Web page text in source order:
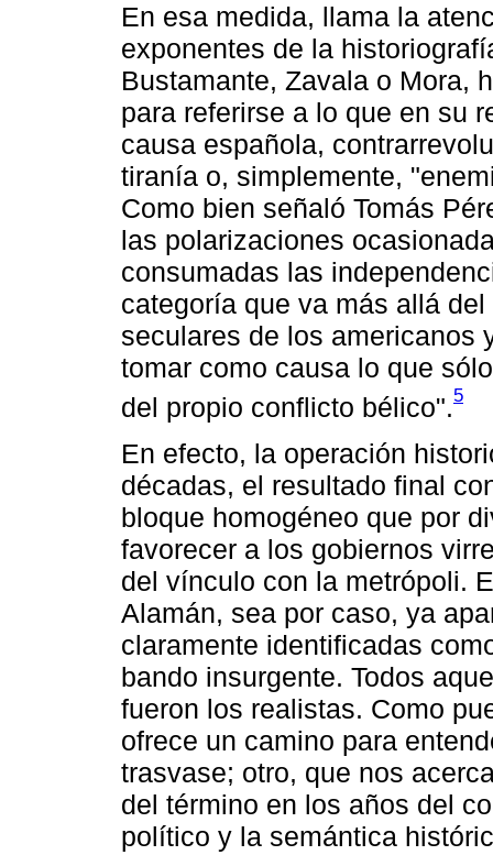
En esa medida, llama la
exponentes de la
Bustamante, Zavala o Mora,
para referirse a lo que en su
causa española,
tiranía o, simplemente,
Como bien señaló Tomás
las polarizaciones
consumadas las
categoría que va más allá
seculares de los americanos
tomar como causa lo que
del propio conflicto bélico".5
En efecto, la operación
décadas, el resultado final
bloque homogéneo que por
favorecer a los gobiernos
del vínculo con la metrópoli.
Alamán, sea por caso, ya
claramente identificadas
bando insurgente. Todos
fueron los realistas. Como
ofrece un camino para
trasvase; otro, que nos
del término en los años del
político y la semántica